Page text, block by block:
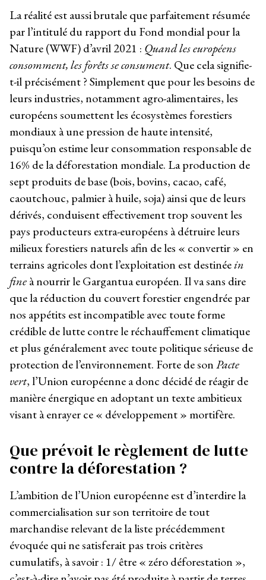
La réalité est aussi brutale que parfaitement résumée
par l’intitulé du rapport du Fond mondial pour la
Nature (WWF) d’avril 2021 : Quand les européens
consomment, les forêts se consument. Que cela signifie-
t-il précisément ? Simplement que pour les besoins de
leurs industries, notamment agro-alimentaires, les
européens soumettent les écosystèmes forestiers
mondiaux à une pression de haute intensité,
puisqu’on estime leur consommation responsable de
16% de la déforestation mondiale. La production de
sept produits de base (bois, bovins, cacao, café,
caoutchouc, palmier à huile, soja) ainsi que de leurs
dérivés, conduisent effectivement trop souvent les
pays producteurs extra-européens à détruire leurs
milieux forestiers naturels afin de les « convertir » en
terrains agricoles dont l’exploitation est destinéein
fineà nourrir le Gargantua européen. Il va sans dire
que la réduction du couvert forestier engendrée par
nos appétits est incompatible avec toute forme
crédible de lutte contre le réchauffement climatique
et plus généralement avec toute politique sérieuse de
protection de l’environnement. Forte de sonPacte
vert, l’Union européenne a donc décidé de réagir de
manière énergique en adoptant un texte ambitieux
visant à enrayer ce « développement » mortifère.
Que prévoit le règlement de lutte
contre la déforestation ?
L’ambition de l’Union européenne est d’interdire la
commercialisation sur son territoire de tout
marchandise relevant de la liste précédemment
évoquée qui ne satisferait pas trois critères
cumulatifs, à savoir : 1/ être « zéro déforestation »,